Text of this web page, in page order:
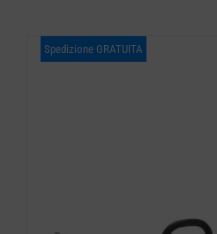
Spedizione GRATUITA